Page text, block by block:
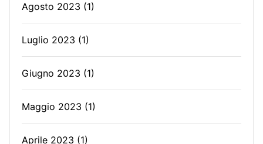
Agosto 2023 (1)
Luglio 2023 (1)
Giugno 2023 (1)
Maggio 2023 (1)
Aprile 2023 (1)